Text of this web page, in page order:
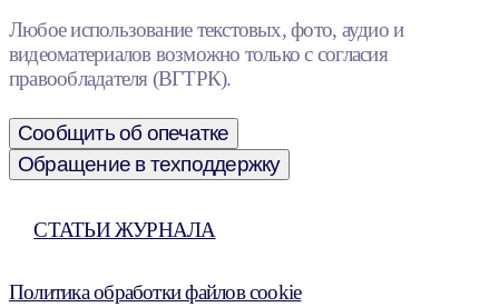
Любое использование текстовых, фото, аудио и
видеоматериалов возможно только с согласия
правообладателя (ВГТРК).
Сообщить об опечатке
Обращение в техподдержку
СТАТЬИ ЖУРНАЛА
Политика обработки файлов cookie